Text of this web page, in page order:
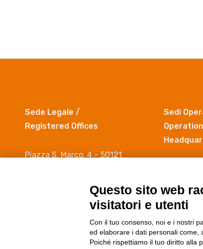
Sede Legale /
Registered Offices
Piazza S. Marco, 4 – 50121
Firenze- Segreteria del Rettore
C.F. e Partita IVA 05753930485
Sedi
(FI)
Questo sito web
visitatori e utenti
Con il tuo consenso, noi e i nostri
ed elaborare i dati personali come,
Poiché rispettiamo il tuo diritto alla